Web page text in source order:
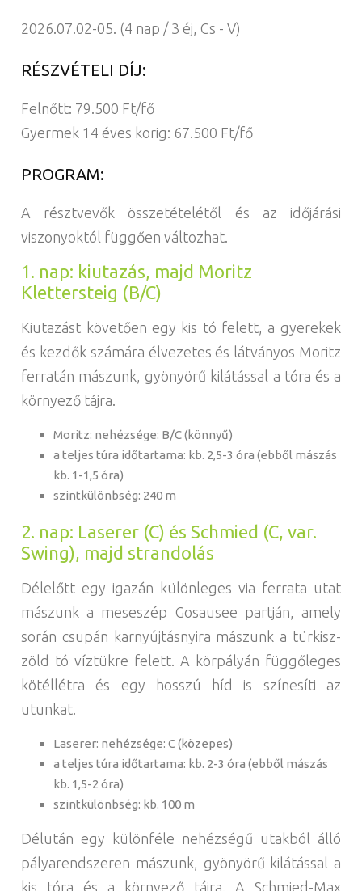
2026.07.02-05. (4 nap / 3 éj, Cs - V)
RÉSZVÉTELI DÍJ:
Felnőtt: 79.500 Ft/fő
Gyermek 14 éves korig: 67.500 Ft/fő
PROGRAM:
A résztvevők összetételétől és az időjárási
viszonyoktól függően változhat.
1. nap: kiutazás, majd Moritz
Klettersteig (B/C)
Kiutazást követően egy kis tó felett, a gyerekek
és kezdők számára élvezetes és látványos Moritz
ferratán mászunk, gyönyörű kilátással a tóra és a
környező tájra.
Moritz: nehézsége: B/C (könnyű)
a teljes túra időtartama: kb. 2,5-3 óra (ebből mászás
kb. 1-1,5 óra)
szintkülönbség: 240 m
2. nap: Laserer (C) és Schmied (C, var.
Swing), majd strandolás
Délelőtt egy igazán különleges via ferrata utat
mászunk a meseszép Gosausee partján, amely
során csupán karnyújtásnyira mászunk a türkisz-
zöld tó víztükre felett. A körpályán függőleges
kötéllétra és egy hosszú híd is színesíti az
utunkat.
Laserer: nehézsége: C (közepes)
a teljes túra időtartama: kb. 2-3 óra (ebből mászás
kb. 1,5-2 óra)
szintkülönbség: kb. 100 m
Délután egy különféle nehézségű utakból álló
pályarendszeren mászunk, gyönyörű kilátással a
kis tóra és a környező tájra. A Schmied-Max